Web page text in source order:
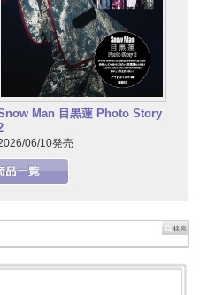
Man 目黒蓮 Photo Story
06/10発売